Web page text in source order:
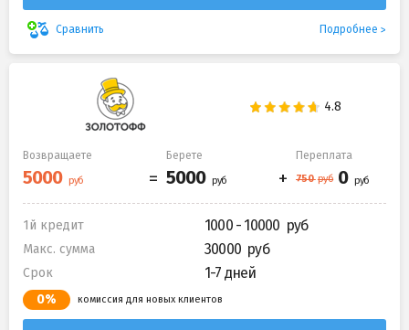
Сравнить Подробнее
Возвращаете Берете Переплата
1й кредит 1000 - 10000
Макс. сумма 30000
Срок 1-7 дней
0% комиссия для новых клиентов